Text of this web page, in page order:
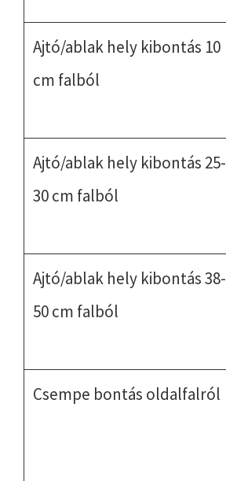
Ajtó/ablak hely kibontás 10
cm falból
Ajtó/ablak hely kibontás 25-
30 cm falból
Ajtó/ablak hely kibontás 38-
50 cm falból
Csempe bontás oldalfalról